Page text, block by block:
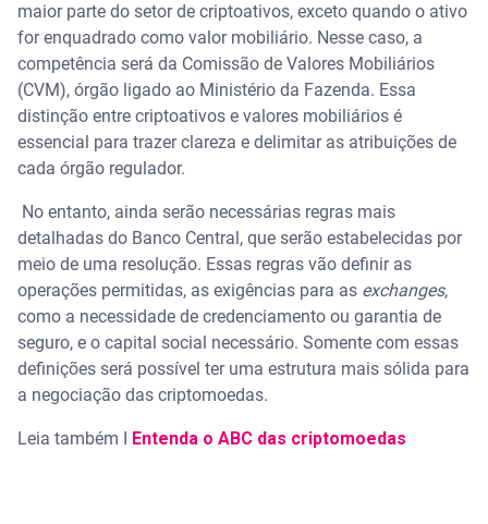
maior parte do setor de criptoativos, exceto quando o ativo
for enquadrado como valor mobiliário. Nesse caso, a
competência será da Comissão de Valores Mobiliários
(CVM), órgão ligado ao Ministério da Fazenda. Essa
distinção entre criptoativos e valores mobiliários é
essencial para trazer clareza e delimitar as atribuições de
cada órgão regulador.
No entanto, ainda serão necessárias regras mais
detalhadas do Banco Central, que serão estabelecidas por
meio de uma resolução. Essas regras vão definir as
operações permitidas, as exigências para as exchanges,
como a necessidade de credenciamento ou garantia de
seguro, e o capital social necessário. Somente com essas
definições será possível ter uma estrutura mais sólida para
a negociação das criptomoedas.
Leia também I Entenda o ABC das criptomoedas